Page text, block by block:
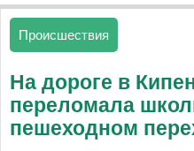
Происшествия
На дороге в
переломала
пешеходном